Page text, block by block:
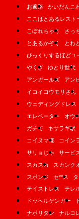
お遍路
かいだんこ
ここはとあるレスト
こぼれちゃう
さっ
とあるかぞく
とわ
びっくりするほどユ
やくざ
ゆとり世代
アンガールズ
アン
イコイコウモリさん
ウェディングドレス
エレベーター
オウ
ガチで
キサラギ駅
コイヌマ様
コイン
サリョじゃ
サービ
スカスカ
スカンク
スポンジ
セ**ス
テイストレス
テレ
ドッペルゲンガー
ナポリタン
ナルコ